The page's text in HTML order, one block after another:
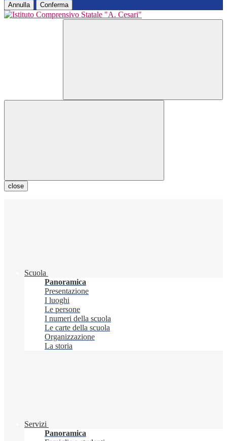
Annulla Conferma
close
Scuola
Panoramica
Presentazione
I luoghi
Le persone
I numeri della scuola
Le carte della scuola
Organizzazione
La storia
Servizi
Panoramica